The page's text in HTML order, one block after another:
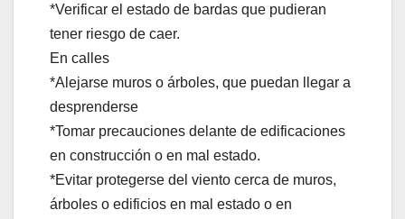
*Verificar el estado de bardas que pudieran
tener riesgo de caer.
En calles
*Alejarse muros o árboles, que puedan llegar a
desprenderse
*Tomar precauciones delante de edificaciones
en construcción o en mal estado.
*Evitar protegerse del viento cerca de muros,
árboles o edificios en mal estado o en